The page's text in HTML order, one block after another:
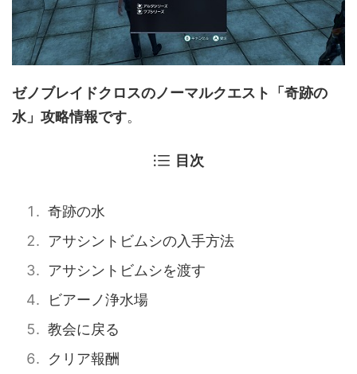
ゼノブレイドクロスのノーマルクエスト「奇跡の
水」攻略情報です。
目次
奇跡の水
アサシントビムシの入手方法
アサシントビムシを渡す
ビアーノ浄水場
教会に戻る
クリア報酬